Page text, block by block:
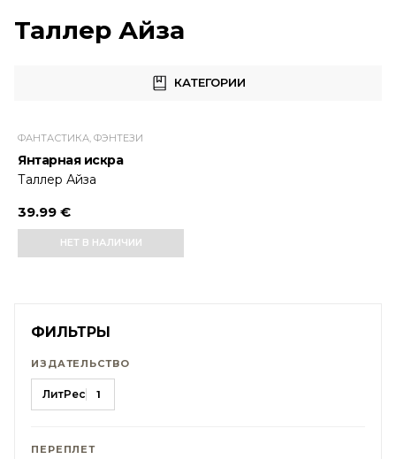
Таллер Айза
КАТЕГОРИИ
ФИЛЬТРЫ
ИЗДАТЕЛЬСТВО
ЛитРес 1
ПЕРЕПЛЕТ
ФАНТАСТИКА, ФЭНТЕЗИ
Янтарная искра
Таллер Айза
39.99 €
НЕТ В НАЛИЧИИ